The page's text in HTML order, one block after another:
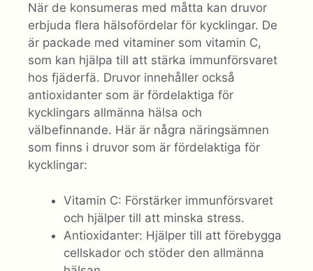
När de konsumeras med måtta kan druvor
erbjuda flera hälsofördelar för kycklingar. De
är packade med vitaminer som vitamin C,
som kan hjälpa till att stärka immunförsvaret
hos fjäderfä. Druvor innehåller också
antioxidanter som är fördelaktiga för
kycklingars allmänna hälsa och
välbefinnande. Här är några näringsämnen
som finns i druvor som är fördelaktiga för
kycklingar:
Vitamin C: Förstärker immunförsvaret
och hjälper till att minska stress.
Antioxidanter: Hjälper till att förebygga
cellskador och stöder den allmänna